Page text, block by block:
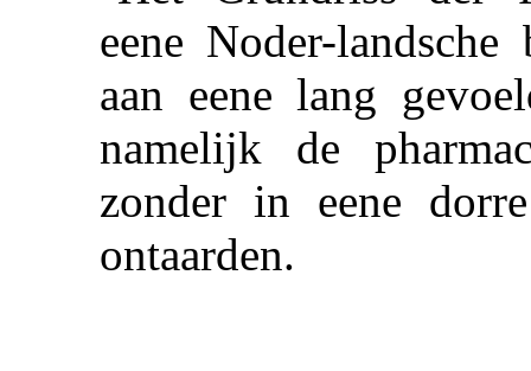
eene Noder-
aan eene lang
namelijk de
zonder in eene
ontaarden.